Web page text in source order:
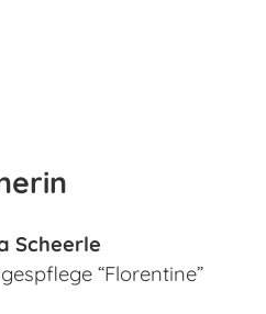
Scheerle
“Florentine”